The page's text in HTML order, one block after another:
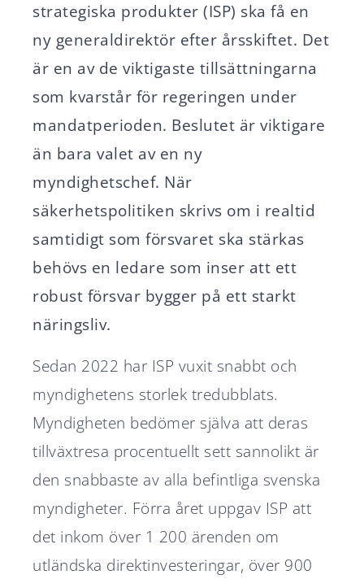
strategiska produkter (ISP) ska få en
ny generaldirektör efter årsskiftet. Det
är en av de viktigaste tillsättningarna
som kvarstår för regeringen under
mandatperioden. Beslutet är viktigare
än bara valet av en ny
myndighetschef. När
säkerhetspolitiken skrivs om i realtid
samtidigt som försvaret ska stärkas
behövs en ledare som inser att ett
robust försvar bygger på ett starkt
näringsliv.
Sedan 2022 har ISP vuxit snabbt och
myndighetens storlek tredubblats.
Myndigheten bedömer själva att deras
tillväxtresa procentuellt sett sannolikt är
den snabbaste av alla befintliga svenska
myndigheter. Förra året uppgav ISP att
det inkom över 1 200 ärenden om
utländska direktinvesteringar, över 900